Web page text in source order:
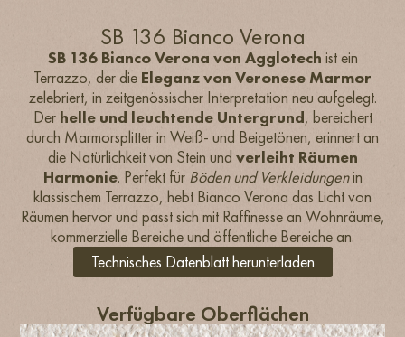
SB 136 Bianco Verona
SB 136 Bianco Verona von Agglotech ist ein
Terrazzo, der die Eleganz von Veronese Marmor
zelebriert, in zeitgenössischer Interpretation neu aufgelegt.
Der helle und leuchtende Untergrund, bereichert
durch Marmorsplitter in Weiß- und Beigetönen, erinnert an
die Natürlichkeit von Stein und verleiht Räumen
Harmonie. Perfekt für Böden und Verkleidungenin
klassischem Terrazzo, hebt Bianco Verona das Licht von
Räumen hervor und passt sich mit Raffinesse an Wohnräume,
kommerzielle Bereiche und öffentliche Bereiche an.
Technisches Datenblatt herunterladen
Verfügbare Oberflächen